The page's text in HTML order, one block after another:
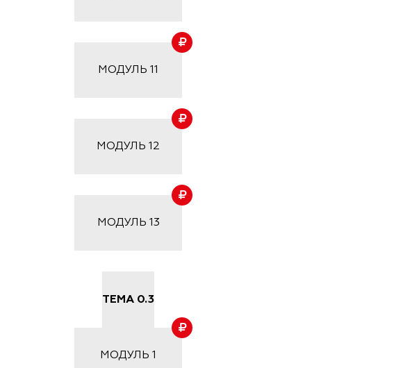
МОДУЛЬ 11
МОДУЛЬ 12
МОДУЛЬ 13
ТЕМА 0.3
МОДУЛЬ 1